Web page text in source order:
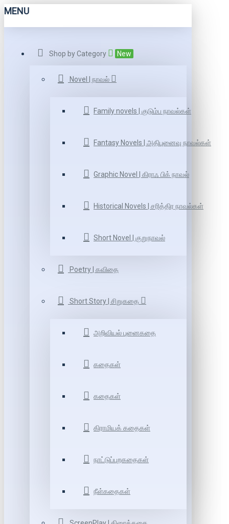
MENU
Shop by Category New
Novel | நாவல்
Family novels | குடும்ப நாவல்கள்
Fantasy Novels | அதிபுனைவு நாவல்கள்
Graphic Novel | கிராஃ பிக் நாவல்
Historical Novels | சரித்திர நாவல்கள்
Short Novel | குறுநாவல்
Poetry | கவிதை
Short Story | சிறுகதை
அறிவியல் புனைகதை
கதைகள்
கதைகள்
கிராமியக் கதைகள்
நாட்டுப்புறகதைகள்
நீள்கதைகள்